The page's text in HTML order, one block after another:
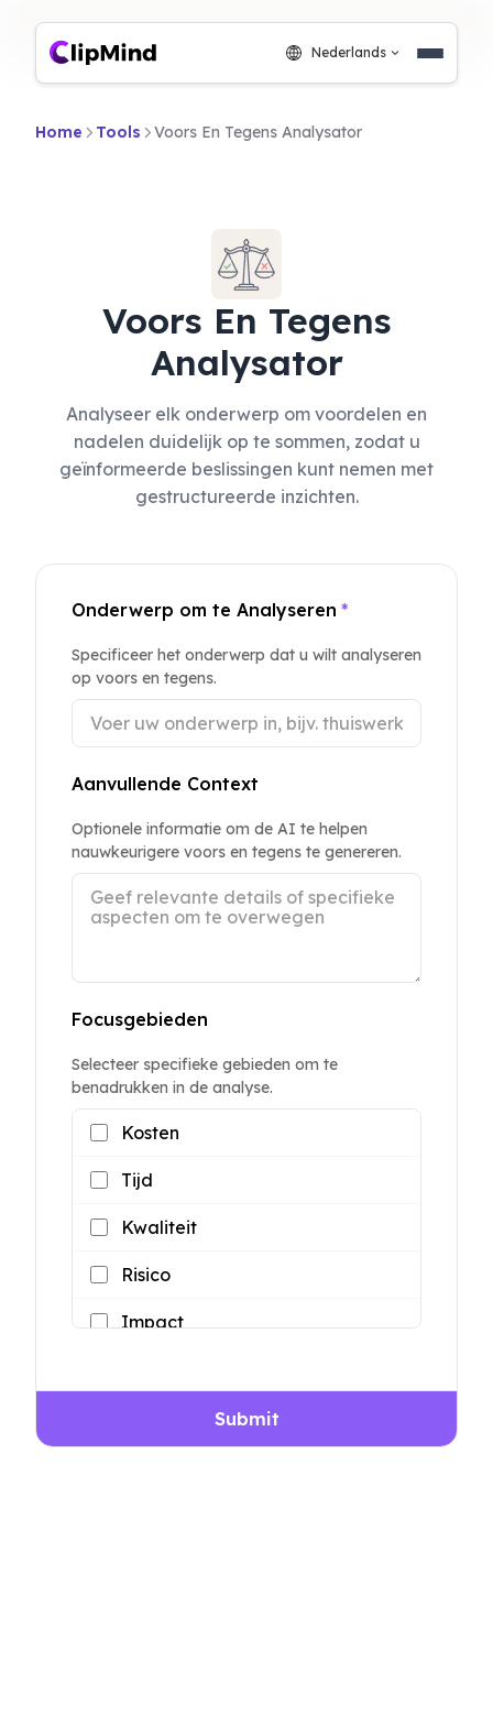
Nederlands
Home Tools Voors En Tegens Analysator
Voors En Tegens
Analysator
Analyseer elk onderwerp om voordelen en
nadelen duidelijk op te sommen, zodat u
geïnformeerde beslissingen kunt nemen met
gestructureerde inzichten.
Onderwerp om te Analyseren *
Specificeer het onderwerp dat u wilt analyseren
op voors en tegens.
Aanvullende Context
Optionele informatie om de AI te helpen
nauwkeurigere voors en tegens te genereren.
Focusgebieden
Selecteer specifieke gebieden om te
benadrukken in de analyse.
Kosten
Tijd
Kwaliteit
Risico
Impact
Submit